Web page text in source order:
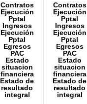
Contratos
Ejecución
Pptal
Ingresos
Ejecución
Pptal
Egresos
PAC
Estado
situacion
financiera
Estado de
resultado
integral
Contratos
Ejecución
Pptal
Ingresos
Ejecución
Pptal
Egresos
PAC
Estado
situacion
financiera
Estado de
resultado
integral